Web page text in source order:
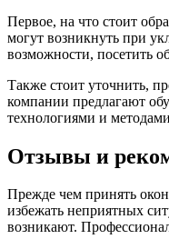
Первое, на что стоит
могут возникнуть при
возможности, посетить
Также стоит уточнить,
компании предлагают
технологиями и
Отзывы и
Прежде чем принять
избежать неприятных
возникают.